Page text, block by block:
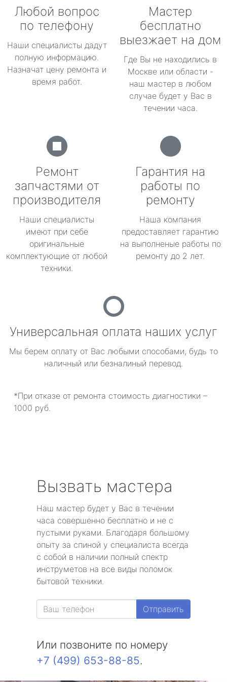
Любой вопрос
по телефону
Наши специалисты дадут
полную информацию.
Назначат цену ремонта и
время работ.
Мастер
бесплатно
выезжает на дом
Где Вы не находились в
Москве или области -
наш мастер в любом
случае будет у Вас в
течении часа.
Ремонт
запчастями от
производителя
Наши специалисты
имеют при себе
оригинальные
комплектующие от любой
техники.
Гарантия на
работы по
ремонту
Наша компания
предоставляет гарантию
на выполненые работы по
ремонту до 2 лет.
Универсальная оплата наших услуг
Мы берем оплату от Вас любыми способами, будь то
наличный или безналиный перевод.
*При отказе от ремонта стоимость диагностики –
1000 руб.
Вызвать мастера
Наш мастер будет у Вас в течении
часа совершенно бесплатно и не с
пустыми руками. Благодаря большому
опыту за спиной у специалиста всегда
с собой в наличии полный спектр
инструметов на все виды поломок
бытовой техники.
Отправить
Или позвоните по номеру
+7 (499) 653-88-85.